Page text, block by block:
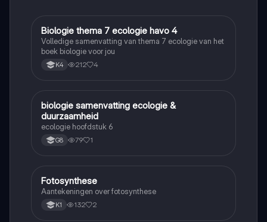
Biologie
Biologie thema 7 ecologie havo 4
Volledige samenvatting van thema 7 ecologie van het
boek biologie voor jou
K4 212 4
Biologie
biologie samenvatting ecologie &
duurzaamheid
ecologie hoofdstuk 6
G8 79 1
Biologie
Fotosynthese
Aantekeningen over fotosynthese
K1 132 2